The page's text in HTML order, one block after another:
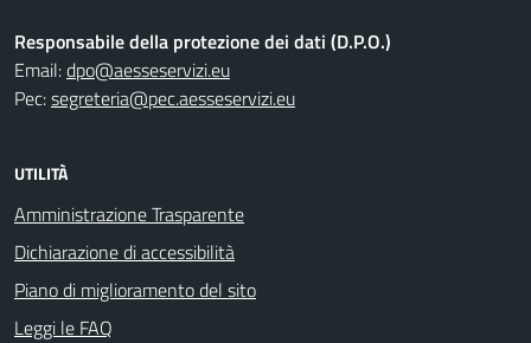
Responsabile della protezione dei dati (D.P.O.)
Email:dpo@aesseservizi.eu
Pec:segreteria@pec.aesseservizi.eu
UTILITÀ
Amministrazione Trasparente
Dichiarazione di accessibilità
Piano di miglioramento del sito
Leggi le FAQ